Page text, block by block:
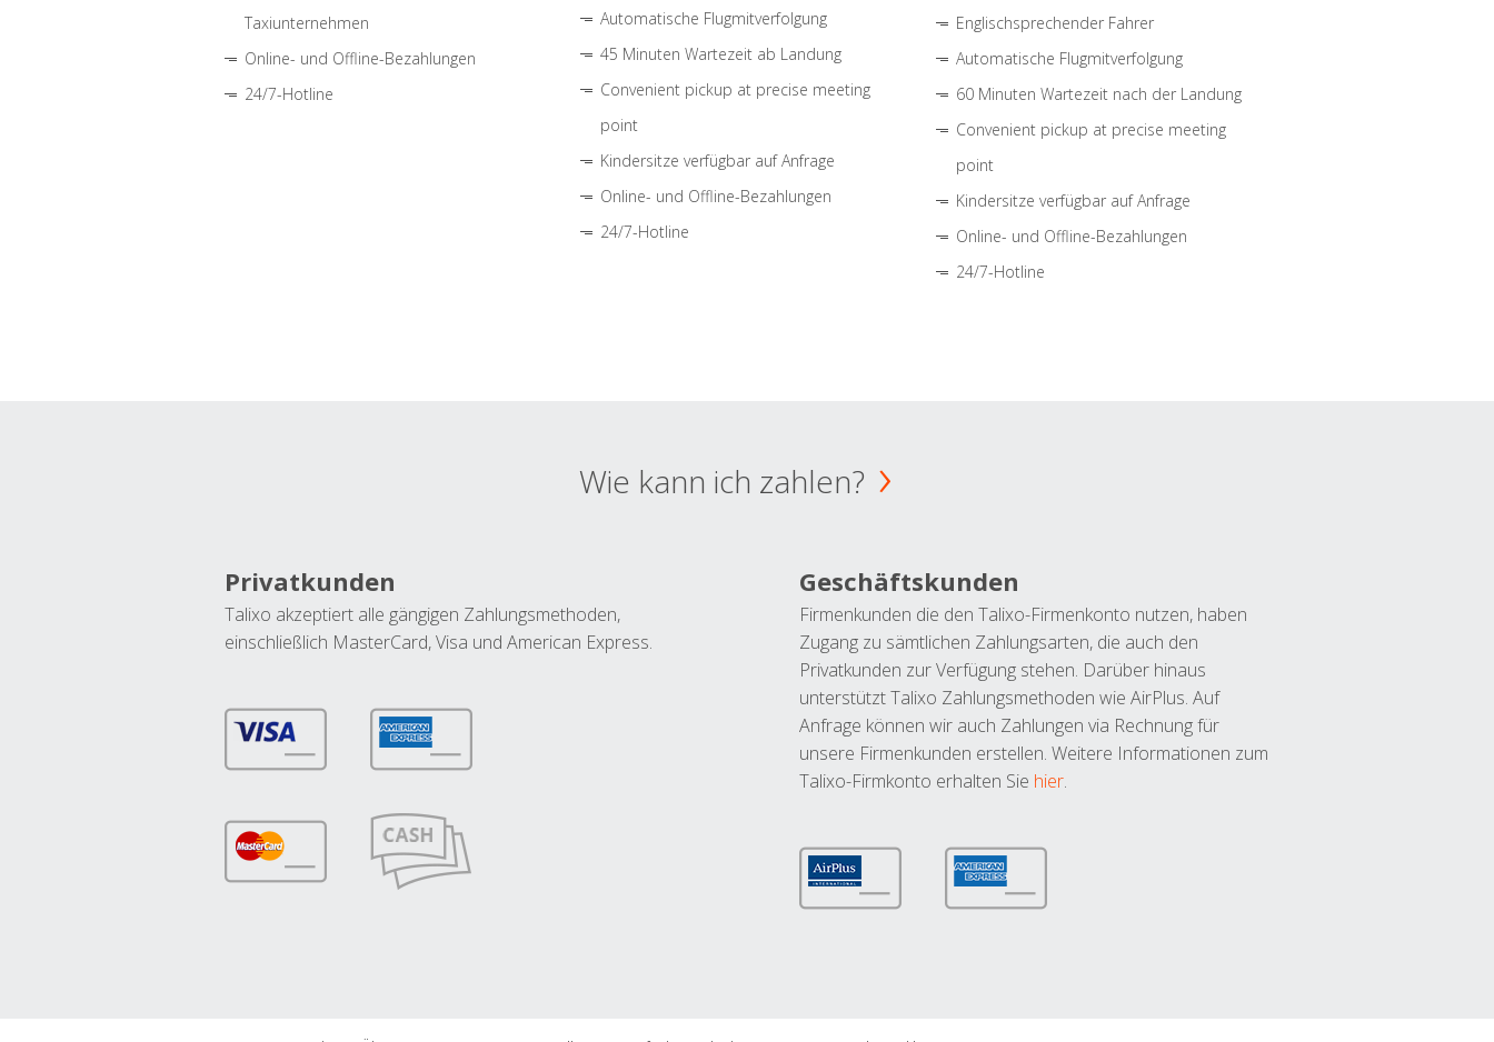
Taxiunternehmen
Online- und Offline-Bezahlungen
24/7-Hotline
Automatische Flugmitverfolgung
45 Minuten Wartezeit ab Landung
Convenient pickup at precise meeting
point
Kindersitze verfügbar auf Anfrage
Online- und Offline-Bezahlungen
24/7-Hotline
Englischsprechender Fahrer
Automatische Flugmitverfolgung
60 Minuten Wartezeit nach der Landung
Convenient pickup at precise meeting
point
Kindersitze verfügbar auf Anfrage
Online- und Offline-Bezahlungen
24/7-Hotline
Wie kann ich zahlen?
Privatkunden
Talixo akzeptiert alle gängigen Zahlungsmethoden,
einschließlich MasterCard, Visa und American Express.
Geschäftskunden
Firmenkunden die den Talixo-Firmenkonto nutzen, haben
Zugang zu sämtlichen Zahlungsarten, die auch den
Privatkunden zur Verfügung stehen. Darüber hinaus
unterstützt Talixo Zahlungsmethoden wie AirPlus. Auf
Anfrage können wir auch Zahlungen via Rechnung für
unsere Firmenkunden erstellen. Weitere Informationen zum
Talixo-Firmkonto erhalten Sie hier.